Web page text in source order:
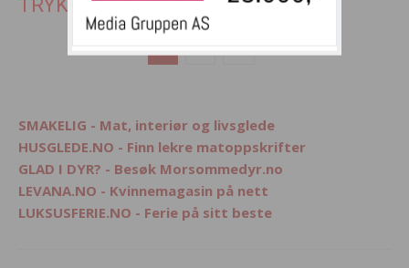
TRYKK SIDE 2 FOR SISTE 7 BILDER
SMAKELIG - Mat, interiør og livsglede
HUSGLEDE.NO - Finn lekre matoppskrifter
GLAD I DYR? - Besøk Morsommedyr.no
LEVANA.NO - Kvinnemagasin på nett
LUKSUSFERIE.NO - Ferie på sitt beste